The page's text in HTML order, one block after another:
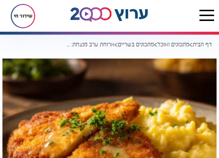
שידור חי
דף הבית מתכונים ואוכל מתכונים בשריים ארוחת ערב מנצחת: שניצל קריספי במיוחד עם טוויסט מפתיע